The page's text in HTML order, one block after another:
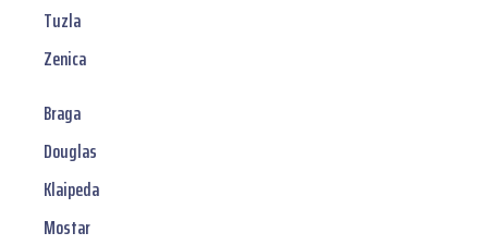
Tuzla
Zenica
Braga
Douglas
Klaipeda
Mostar